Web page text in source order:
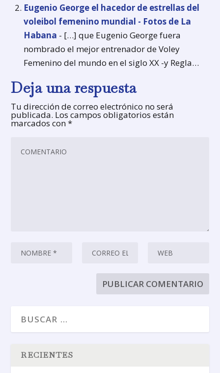
Eugenio George el hacedor de estrellas del
voleibol femenino mundial - Fotos de La
Habana - […] que Eugenio George fuera
nombrado el mejor entrenador de Voley
Femenino del mundo en el siglo XX -y Regla…
Deja una respuesta
Tu dirección de correo electrónico no será
publicada. Los campos obligatorios están
marcados con*
RECIENTES